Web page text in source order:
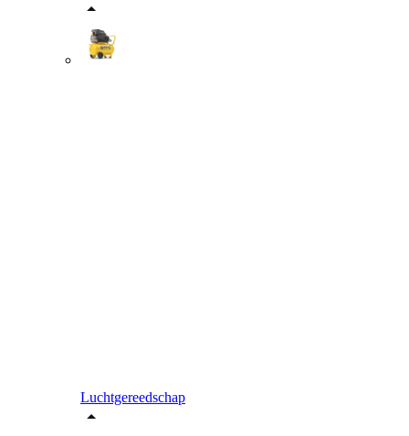
Luchtgereedschap